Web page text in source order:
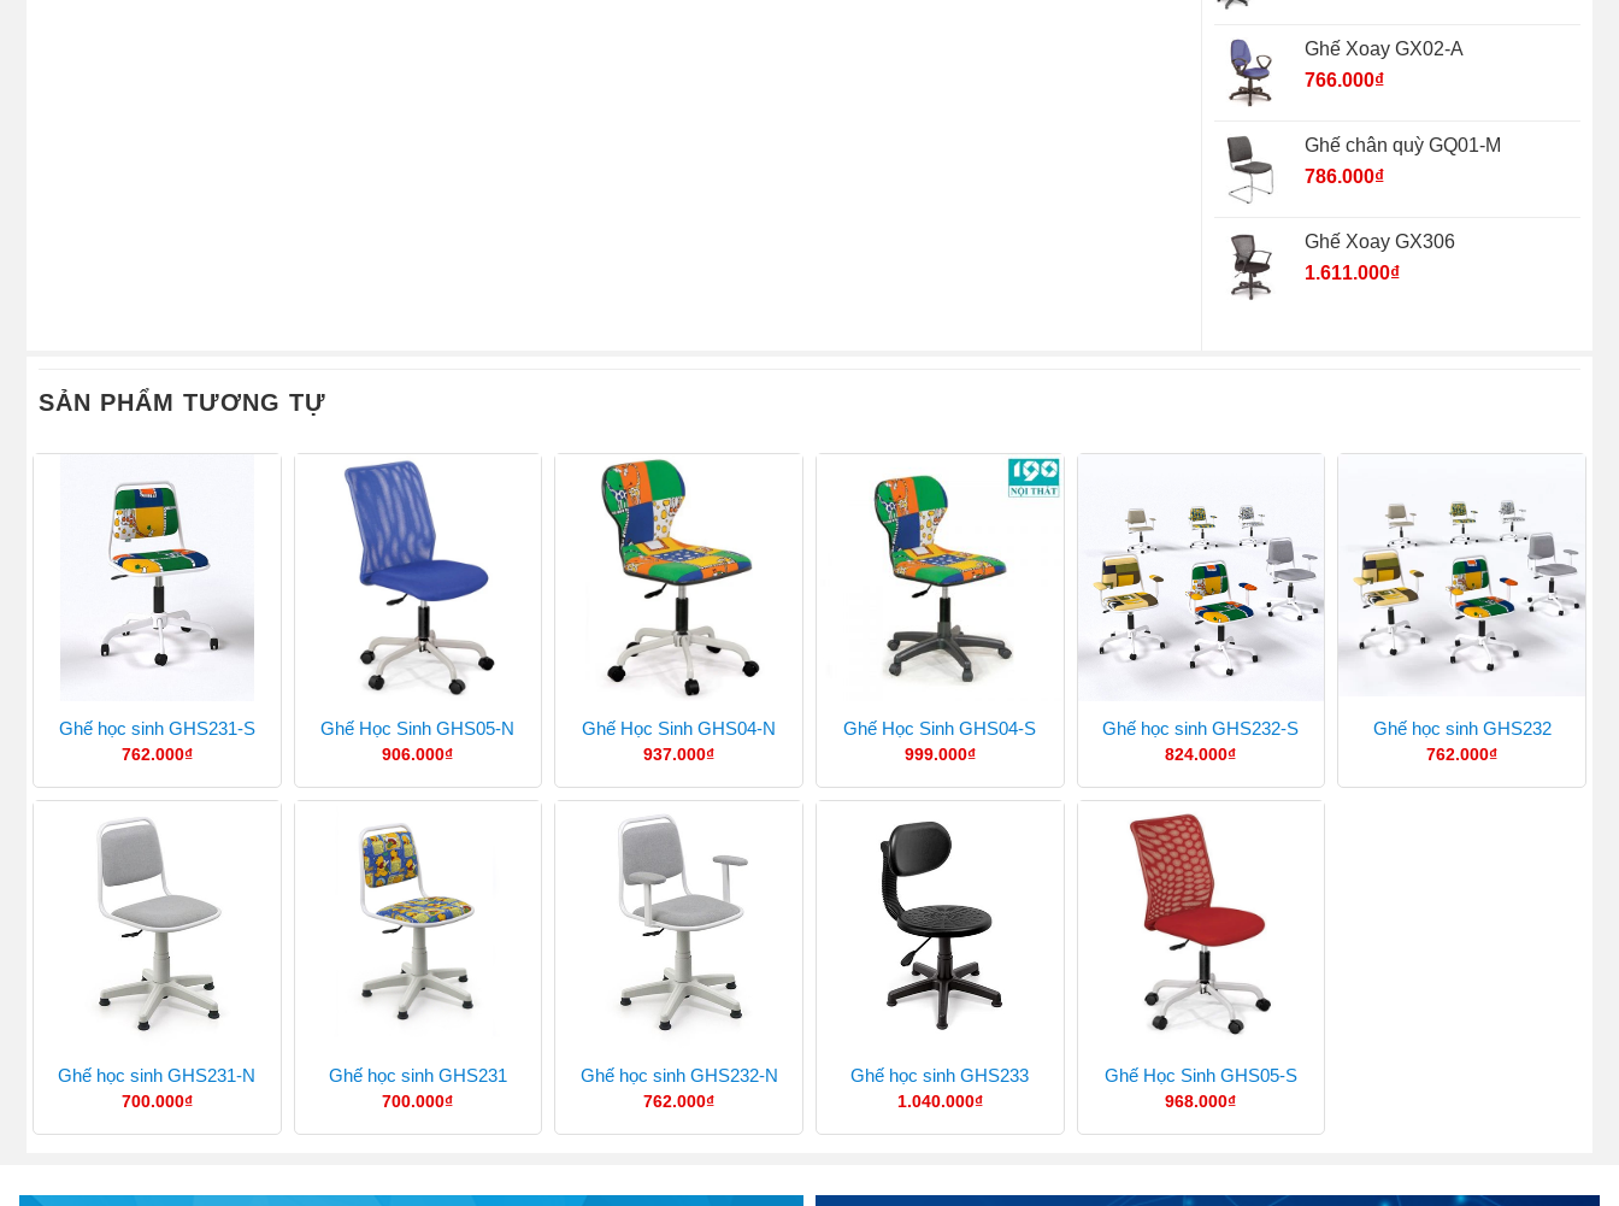
Ghế Xoay GX02-A
766.000₫
Ghế chân quỳ GQ01-M
786.000₫
Ghế Xoay GX306
1.611.000₫
SẢN PHẨM TƯƠNG TỰ
Ghế học sinh GHS231-S
762.000₫
Ghế Học Sinh GHS05-N
906.000₫
Ghế Học Sinh GHS04-N
937.000₫
Ghế Học Sinh GHS04-S
999.000₫
Ghế học sinh GHS232-S
824.000₫
Ghế học sinh GHS232
762.000₫
Ghế học sinh GHS231-N
700.000₫
Ghế học sinh GHS231
700.000₫
Ghế học sinh GHS232-N
762.000₫
Ghế học sinh GHS233
1.040.000₫
Ghế Học Sinh GHS05-S
968.000₫